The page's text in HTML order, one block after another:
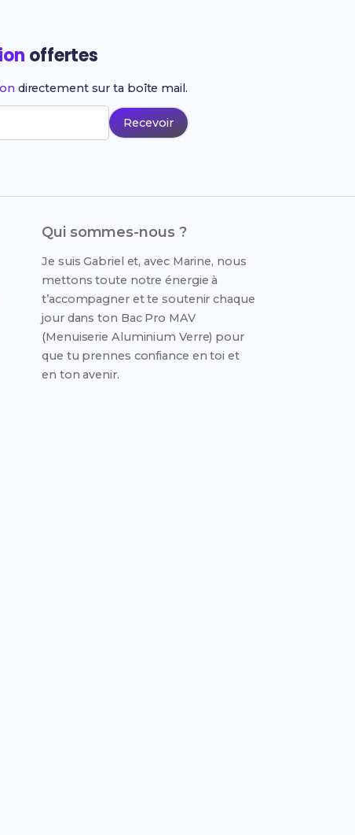
offertes
directement sur ta boîte mail.
Recevoir
Qui sommes-nous ?
Je suis Gabriel et, avec Marine, nous
mettons toute notre énergie à
t’accompagner et te soutenir chaque
jour dans ton Bac Pro MAV
(Menuiserie Aluminium Verre) pour
que tu prennes confiance en toi et
en ton avenir.